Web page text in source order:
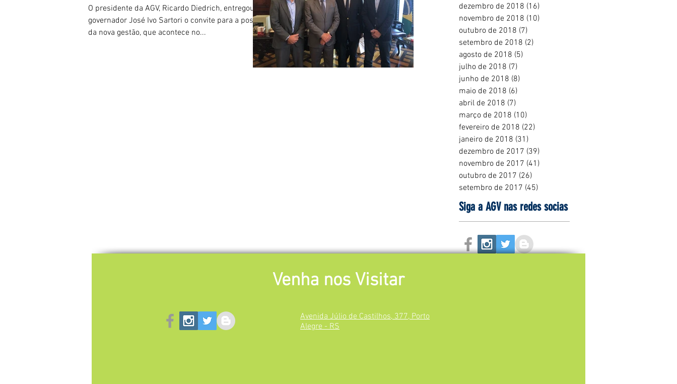
O presidente da AGV, Ricardo Diedrich, entregou ao
governador José Ivo Sartori o convite para a posse
da nova gestão, que acontece no...
dezembro de 2018 (16)
novembro de 2018 (10)
outubro de 2018 (7)
setembro de 2018 (2)
agosto de 2018 (5)
julho de 2018 (7)
junho de 2018 (8)
maio de 2018 (6)
abril de 2018 (7)
março de 2018 (10)
fevereiro de 2018 (22)
janeiro de 2018 (31)
dezembro de 2017 (39)
novembro de 2017 (41)
outubro de 2017 (26)
setembro de 2017 (45)
Siga a AGV nas redes socias
Venha nos Visitar
Avenida Júlio de Castilhos, 377, Porto
Alegre - RS